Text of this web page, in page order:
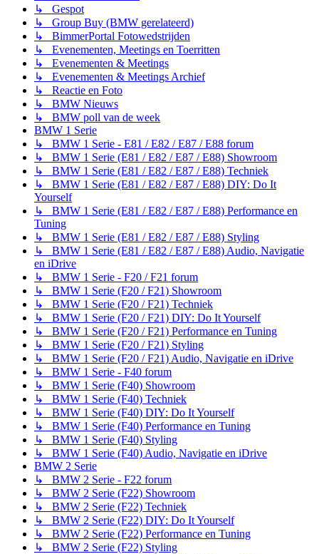
↳ Gespot
↳ Group Buy (BMW gerelateerd)
↳ BimmerPortal Fotowedstrijden
↳ Evenementen, Meetings en Toerritten
↳ Evenementen & Meetings
↳ Evenementen & Meetings Archief
↳ Reactie en Foto
↳ BMW Nieuws
↳ BMW poll van de week
BMW 1 Serie
↳ BMW 1 Serie - E81 / E82 / E87 / E88 forum
↳ BMW 1 Serie (E81 / E82 / E87 / E88) Showroom
↳ BMW 1 Serie (E81 / E82 / E87 / E88) Techniek
↳ BMW 1 Serie (E81 / E82 / E87 / E88) DIY: Do It
Yourself
↳ BMW 1 Serie (E81 / E82 / E87 / E88) Performance en
Tuning
↳ BMW 1 Serie (E81 / E82 / E87 / E88) Styling
↳ BMW 1 Serie (E81 / E82 / E87 / E88) Audio, Navigatie
en iDrive
↳ BMW 1 Serie - F20 / F21 forum
↳ BMW 1 Serie (F20 / F21) Showroom
↳ BMW 1 Serie (F20 / F21) Techniek
↳ BMW 1 Serie (F20 / F21) DIY: Do It Yourself
↳ BMW 1 Serie (F20 / F21) Performance en Tuning
↳ BMW 1 Serie (F20 / F21) Styling
↳ BMW 1 Serie (F20 / F21) Audio, Navigatie en iDrive
↳ BMW 1 Serie - F40 forum
↳ BMW 1 Serie (F40) Showroom
↳ BMW 1 Serie (F40) Techniek
↳ BMW 1 Serie (F40) DIY: Do It Yourself
↳ BMW 1 Serie (F40) Performance en Tuning
↳ BMW 1 Serie (F40) Styling
↳ BMW 1 Serie (F40) Audio, Navigatie en iDrive
BMW 2 Serie
↳ BMW 2 Serie - F22 forum
↳ BMW 2 Serie (F22) Showroom
↳ BMW 2 Serie (F22) Techniek
↳ BMW 2 Serie (F22) DIY: Do It Yourself
↳ BMW 2 Serie (F22) Performance en Tuning
↳ BMW 2 Serie (F22) Styling